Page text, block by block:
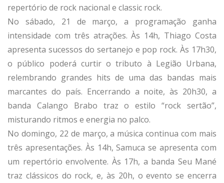
repertório de rock nacional e classic rock.
No sábado, 21 de março, a programação ganha
intensidade com três atrações. Às 14h, Thiago Costa
apresenta sucessos do sertanejo e pop rock. Às 17h30,
o público poderá curtir o tributo à Legião Urbana,
relembrando grandes hits de uma das bandas mais
marcantes do país. Encerrando a noite, às 20h30, a
banda Calango Brabo traz o estilo “rock sertão”,
misturando ritmos e energia no palco.
No domingo, 22 de março, a música continua com mais
três apresentações. Às 14h, Samuca se apresenta com
um repertório envolvente. Às 17h, a banda Seu Mané
traz clássicos do rock, e, às 20h, o evento se encerra